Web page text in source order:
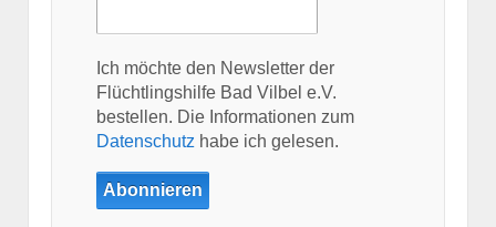
Ich möchte den Newsletter der
Flüchtlingshilfe Bad Vilbel e.V.
bestellen. Die Informationen zum
Datenschutz habe ich gelesen.